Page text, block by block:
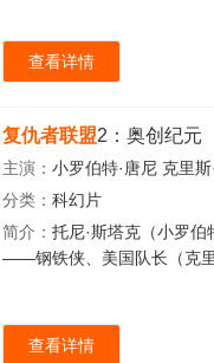
查看详情
复仇者联盟2：奥创纪元
主演： 小罗伯特·唐尼 克里
分类： 科幻片
简介： 托尼·斯塔克（小罗
——钢铁侠、美国队长（克里
查看详情